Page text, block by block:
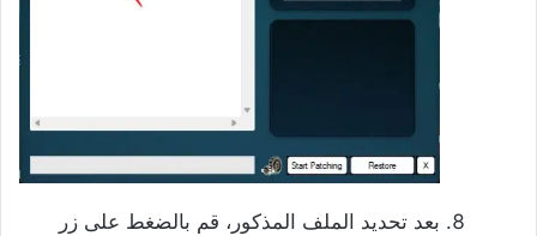
بعد تحديد الملف المذكور، قم بالضغط على زر